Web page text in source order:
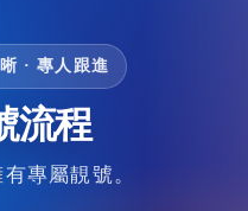
· 專人跟進
流程
專屬靚號。